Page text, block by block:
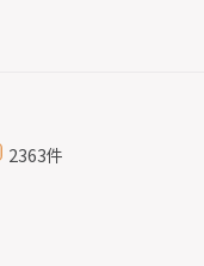
2363件